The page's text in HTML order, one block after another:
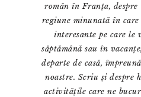
român în Franța, despre
regiune minunată în
interesante pe care
săptămână sau în
departe de casă,
noastre. Scriu și despre
activitățile care ne